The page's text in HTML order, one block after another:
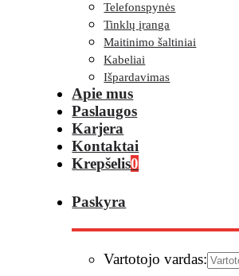
Telefonspynės
Tinklų įranga
Maitinimo šaltiniai
Kabeliai
Išpardavimas
Apie mus
Paslaugos
Karjera
Kontaktai
Krepšelis0
Paskyra
Vartotojo vardas: